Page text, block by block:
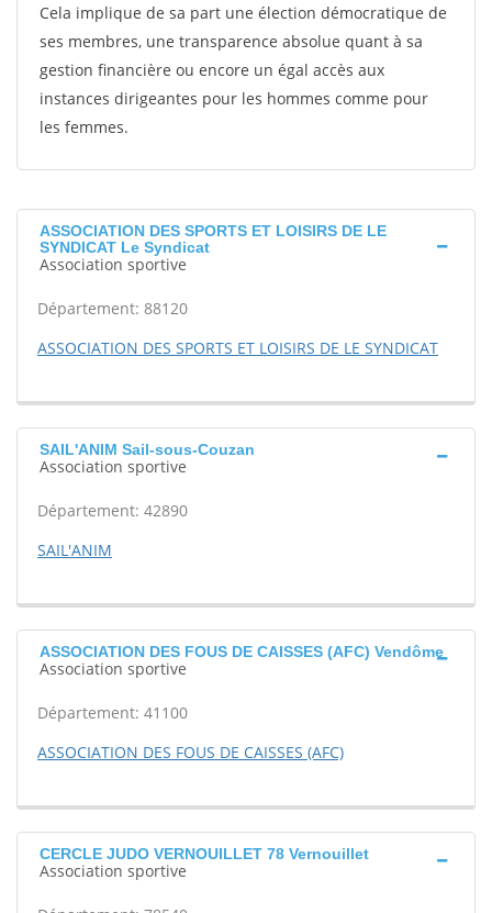
Cela implique de sa part une élection démocratique de
ses membres, une transparence absolue quant à sa
gestion financière ou encore un égal accès aux
instances dirigeantes pour les hommes comme pour
les femmes.
ASSOCIATION DES SPORTS ET LOISIRS DE LE
SYNDICAT Le Syndicat
Association sportive
Département: 88120
ASSOCIATION DES SPORTS ET LOISIRS DE LE SYNDICAT
SAIL'ANIM Sail-sous-Couzan
Association sportive
Département: 42890
SAIL'ANIM
ASSOCIATION DES FOUS DE CAISSES (AFC) Vendôme
Association sportive
Département: 41100
ASSOCIATION DES FOUS DE CAISSES (AFC)
CERCLE JUDO VERNOUILLET 78 Vernouillet
Association sportive